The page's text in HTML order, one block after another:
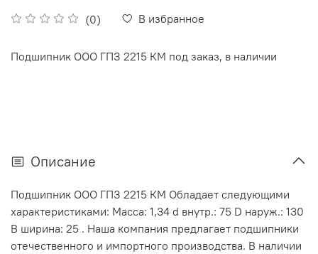
(0) В избранное
Подшипник ООО ГПЗ 2215 КМ под заказ, в наличии
Описание
Подшипник ООО ГПЗ 2215 КМ Обладает следующими
характеристиками: Масса: 1,34 d внутр.: 75 D наруж.: 130
В ширина: 25 . Наша компания предлагает подшипники
отечественного и импортного производства. В наличии